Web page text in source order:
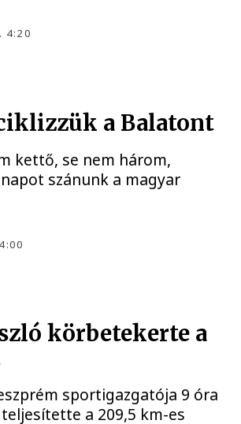
4:20
a Balatont
kettő, se nem három,
szánunk a magyar
körbetekerte a
sportigazgatója 9 óra
a 209,5 km-es